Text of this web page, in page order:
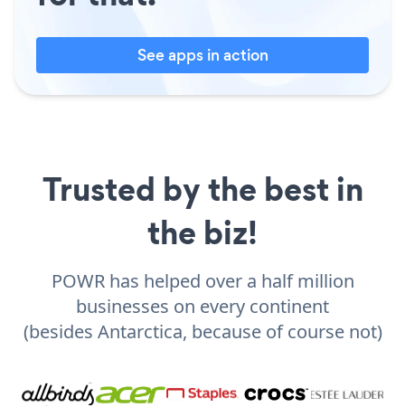
See apps in action
Trusted by the best in
the biz!
POWR has helped over a half million
businesses on every continent
(besides Antarctica, because of course not)